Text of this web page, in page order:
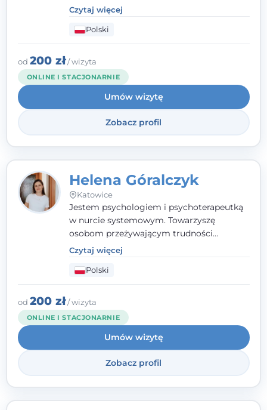
indywidualnej oraz nastolatkom od 15. roku
życia. Zależy mi, by naprawdę usłyszeć, z
czym do mnie przychodzisz, i dobrać
sposób pracy do Ciebie - bez gotowych
schematów i bez oceniania.
Czytaj więcej
Polski
od 200 zł/ wizyta
ONLINE I STACJONARNIE
Umów wizytę
Zobacz profil
Helena Góralczyk
Katowice
Jestem psychologiem i psychoterapeutką
w nurcie systemowym. Towarzyszę
osobom przeżywającym trudności
emocjonalne, relacyjne albo znajdującym
się w kryzysie. Liczy się dla mnie
autentyczna, oparta na zaufaniu relacja
oraz przestrzeń, w której każdy poczuje się
wysłuchany i potraktowany z szacunkiem.
Czytaj więcej
Polski
od 200 zł/ wizyta
ONLINE I STACJONARNIE
Umów wizytę
Zobacz profil